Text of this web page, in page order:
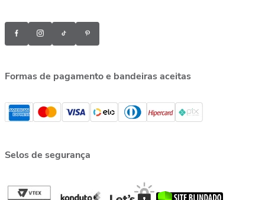
Formas de pagamento e bandeiras aceitas
Selos de segurança